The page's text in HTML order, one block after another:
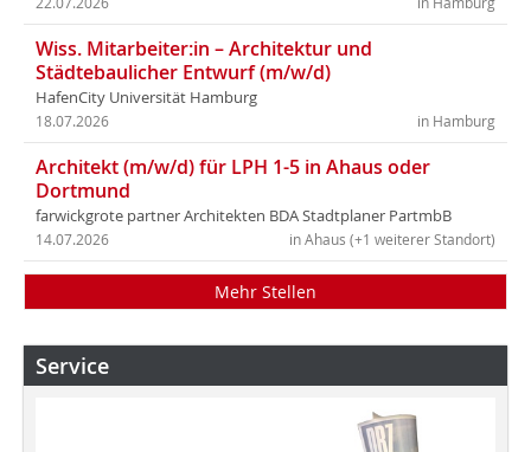
Wiss. Mitarbeiter:in – Architektur und
Städtebaulicher Entwurf (m/w/d)
HafenCity Universität Hamburg
in Hamburg
18.07.2026
Architekt (m/w/d) für LPH 1-5 in Ahaus oder
Dortmund
farwickgrote partner Architekten BDA Stadtplaner PartmbB
in Ahaus (+1 weiterer Standort)
14.07.2026
Mehr Stellen
Service